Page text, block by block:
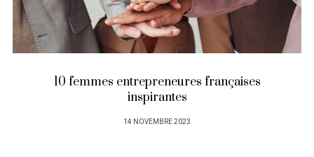
10 femmes entrepreneures françaises
inspirantes
PUBLIÉ
14 NOVEMBRE 2023